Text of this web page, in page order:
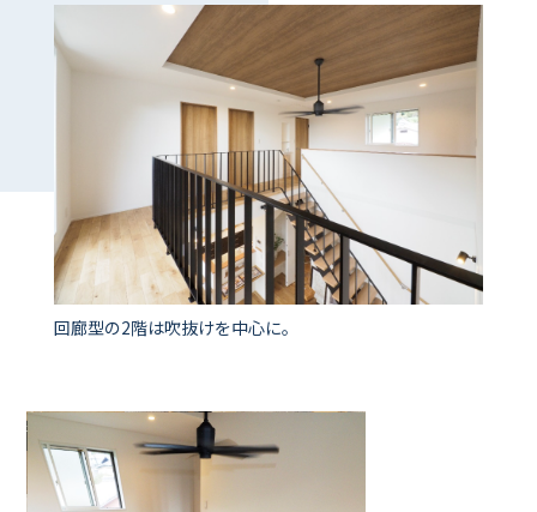
回廊型の2階は吹抜けを中心に。